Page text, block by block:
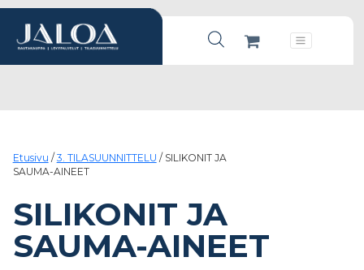
Products search
Päävalikko
Etusivu / 3. TILASUUNNITTELU / SILIKONIT JA
SAUMA-AINEET
SILIKONIT JA
SAUMA-AINEET